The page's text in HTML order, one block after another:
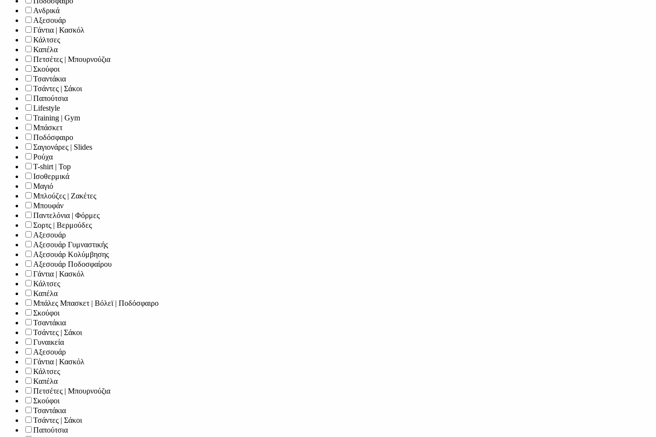
Ανδρικά
Αξεσουάρ
Γάντια | Κασκόλ
Κάλτσες
Καπέλα
Πετσέτες | Μπουρνούζια
Σκούφοι
Τσαντάκια
Τσάντες | Σάκοι
Παπούτσια
Lifestyle
Training | Gym
Μπάσκετ
Ποδόσφαιρο
Σαγιονάρες | Slides
Ρούχα
T-shirt | Top
Ισοθερμικά
Μαγιό
Μπλούζες | Ζακέτες
Μπουφάν
Παντελόνια | Φόρμες
Σορτς | Βερμούδες
Αξεσουάρ
Αξεσουάρ Γυμναστικής
Αξεσουάρ Κολύμβησης
Αξεσουάρ Ποδοσφαίρου
Γάντια | Κασκόλ
Κάλτσες
Καπέλα
Μπάλες Μπασκετ | Βόλεϊ | Ποδόσφαιρο
Σκούφοι
Τσαντάκια
Τσάντες | Σάκοι
Γυναικεία
Αξεσουάρ
Γάντια | Κασκόλ
Κάλτσες
Καπέλα
Πετσέτες | Μπουρνούζια
Σκούφοι
Τσαντάκια
Τσάντες | Σάκοι
Παπούτσια